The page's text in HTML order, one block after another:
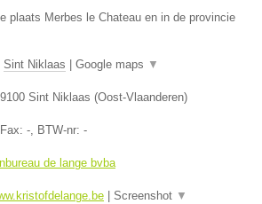
plaats Merbes le Chateau en in de provincie
Sint Niklaas Google maps ▼
9100 Sint Niklaas (Oost-Vlaanderen)
-, BTW-nr: -
de lange bvba
Screenshot ▼